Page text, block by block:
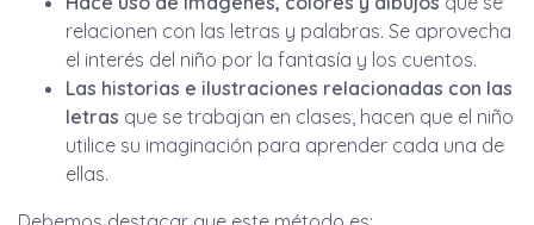
relacionen con las letras y palabras. Se aprovecha
el interés del niño por la fantasía y los cuentos.
Las historias e ilustraciones relacionadas con las
letras que se trabajan en clases, hacen que el niño
utilice su imaginación para aprender cada una de
ellas.